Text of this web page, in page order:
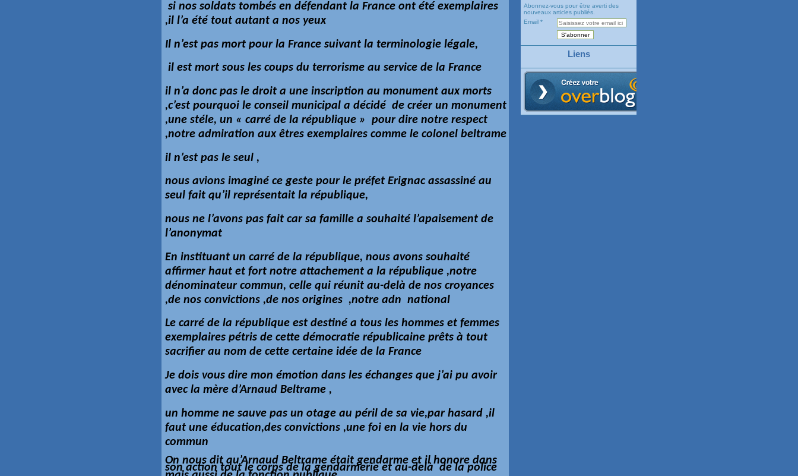
si nos soldats tombés en défendant la France ont été exemplaires
,il l’a été tout autant a nos yeux
Il n’est pas mort pour la France suivant la terminologie légale,
il est mort sous les coups du terrorisme au service de la France
il n’a donc pas le droit a une inscription au monument aux morts
,c’est pourquoi le conseil municipal a décidé de créer un monument
,une stéle, un « carré de la république » pour dire notre respect
,notre admiration aux êtres exemplaires comme le colonel beltrame
il n’est pas le seul ,
nous avions imaginé ce geste pour le préfet Erignac assassiné au
seul fait qu’il représentait la république,
nous ne l’avons pas fait car sa famille a souhaité l’apaisement de
l’anonymat
En instituant un carré de la république, nous avons souhaité
affirmer haut et fort notre attachement a la république ,notre
dénominateur commun, celle qui réunit au-delà de nos croyances
,de nos convictions ,de nos origines ,notre adn national
Le carré de la république est destiné a tous les hommes et femmes
exemplaires pétris de cette démocratie républicaine prêts à tout
sacrifier au nom de cette certaine idée de la France
Je dois vous dire mon émotion dans les échanges que j’ai pu avoir
avec la mère d’Arnaud Beltrame ,
un homme ne sauve pas un otage au péril de sa vie,par hasard ,il
faut une éducation,des convictions ,une foi en la vie hors du
commun
On nous dit qu’Arnaud Beltrame était gendarme et il honore dans
son action tout le corps de la gendarmerie et au-delà de la police
Abonnez-vous pour être averti des
nouveaux articles publiés.
Email
Liens